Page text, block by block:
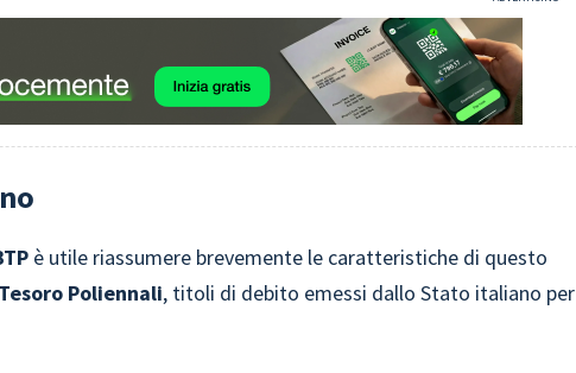
è utile riassumere brevemente le caratteristiche di questo
Poliennali, titoli di debito emessi dallo Stato italiano per